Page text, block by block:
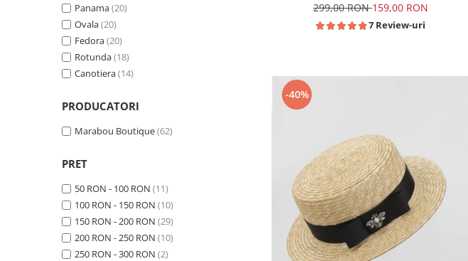
Panama(20)
Ovala(20)
Fedora(20)
Rotunda(18)
Canotiera(14)
PRODUCATORI
Marabou Boutique(62)
PRET
50 RON - 100 RON (11)
100 RON - 150 RON (10)
150 RON - 200 RON (29)
200 RON - 250 RON (10)
250 RON - 300 RON (2)
299,00 RON159,00 RON
7 Review-uri
-40%